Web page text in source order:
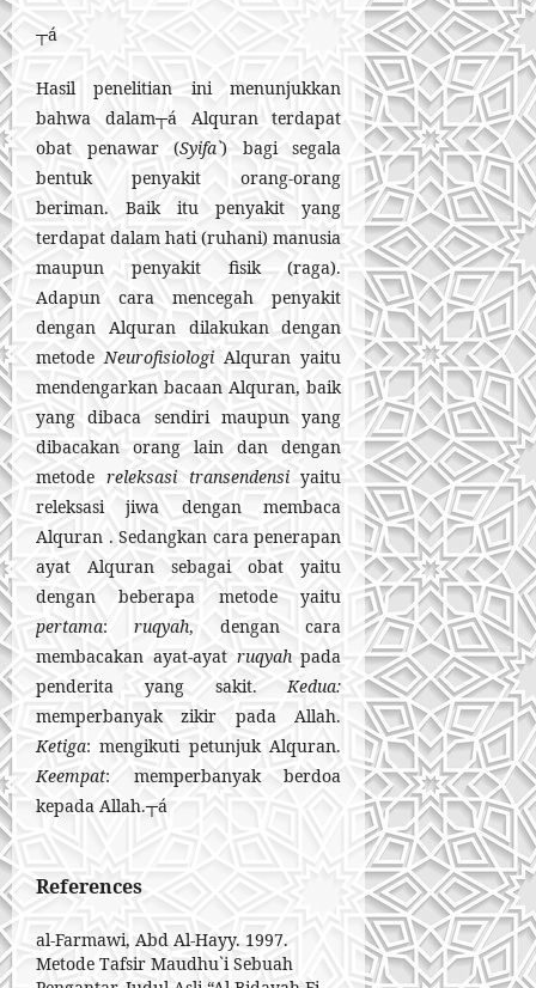
┬á
Hasil penelitian ini menunjukkan
bahwa dalam┬á Alquran terdapat
obat penawar (Syifa`) bagi segala
bentuk penyakit orang-orang
beriman. Baik itu penyakit yang
terdapat dalam hati (ruhani) manusia
maupun penyakit fisik (raga).
Adapun cara mencegah penyakit
dengan Alquran dilakukan dengan
metodeNeurofisiologi Alquran yaitu
mendengarkan bacaan Alquran, baik
yang dibaca sendiri maupun yang
dibacakan orang lain dan dengan
metode releksasi transendensiyaitu
releksasi jiwa dengan membaca
Alquran . Sedangkan cara penerapan
ayat Alquran sebagai obat yaitu
dengan beberapa metode yaitu
pertama: ruqyah, dengan cara
membacakan ayat-ayat ruqyahpada
penderita yang sakit.Kedua:
memperbanyak zikir pada Allah.
Ketiga: mengikuti petunjuk Alquran.
Keempat: memperbanyak berdoa
kepada Allah.┬á
References
al-Farmawi, Abd Al-Hayy. 1997.
Metode Tafsir Maudhu`i Sebuah